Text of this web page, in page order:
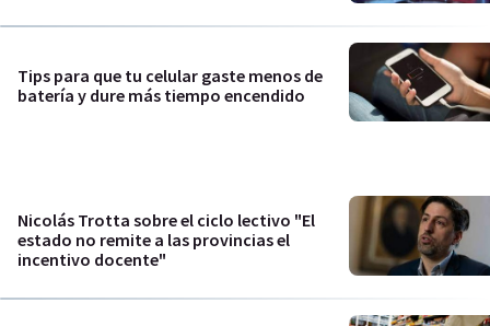
Tips para que tu celular gaste menos de
batería y dure más tiempo encendido
Nicolás Trotta sobre el ciclo lectivo "El
estado no remite a las provincias el
incentivo docente"